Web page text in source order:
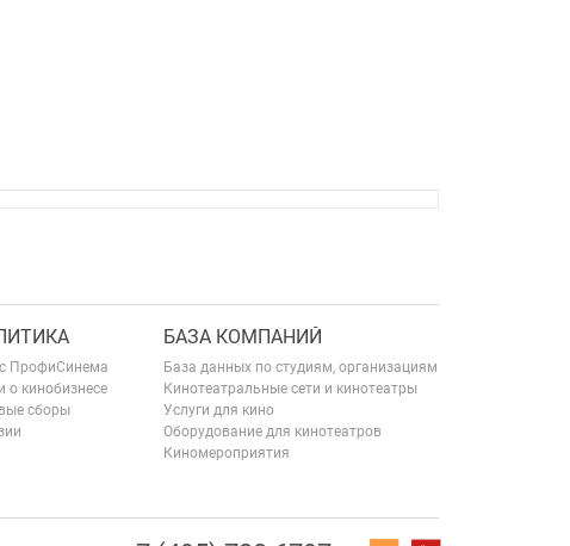
ПрофиСинема
о кинобизнесе
сборы
БАЗА КОМПАНИЙ
База данных по студиям, организациям
Кинотеатральные сети и кинотеатры
Услуги для кино
Оборудование для кинотеатров
Киномероприятия